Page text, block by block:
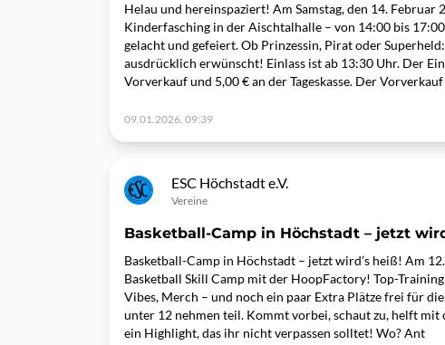
Helau und hereinspaziert! Am Samstag, den 14. Februar
Kinderfasching in der Aischtalhalle – von 14:00 bis
gelacht und gefeiert. Ob Prinzessin, Pirat oder
ausdrücklich erwünscht! Einlass ist ab 13:30 Uhr. Der
Vorverkauf und 5,00 € an der Tageskasse. Der
09.01.2026, 09:39
ESC Höchstadt e.V.
Vereine
Basketball-Camp in Höchstadt – jetzt
Basketball-Camp in Höchstadt – jetzt wird’s heiß! Am
Basketball Skill Camp mit der HoopFactory! Top-
Vibes, Merch – und noch ein paar Extra Plätze frei für
unter 12 nehmen teil. Kommt vorbei, schaut zu, helft mit
ein Highlight, das ihr nicht verpassen solltet! Wo? Ant